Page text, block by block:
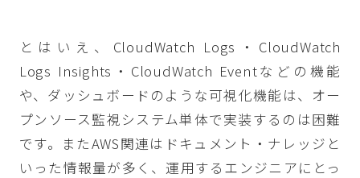
とはいえ、CloudWatch Logs・CloudWatch
Logs Insights・CloudWatch Eventなどの機能
や、ダッシュボードのような可視化機能は、オー
プンソース監視システム単体で実装するのは困難
です。またAWS関連はドキュメント・ナレッジと
いった情報量が多く、運用するエンジニアにとっ